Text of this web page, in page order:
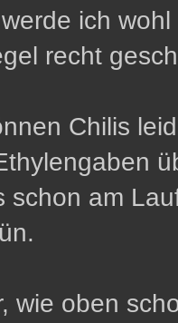
ich
recht
Chilis
schon am
wie oben